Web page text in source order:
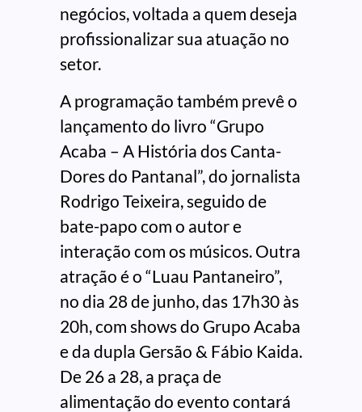
negócios, voltada a quem deseja
profissionalizar sua atuação no
setor.
A programação também prevê o
lançamento do livro “Grupo
Acaba – A História dos Canta-
Dores do Pantanal”, do jornalista
Rodrigo Teixeira, seguido de
bate-papo com o autor e
interação com os músicos. Outra
atração é o “Luau Pantaneiro”,
no dia 28 de junho, das 17h30 às
20h, com shows do Grupo Acaba
e da dupla Gersão & Fábio Kaida.
De 26 a 28, a praça de
alimentação do evento contará